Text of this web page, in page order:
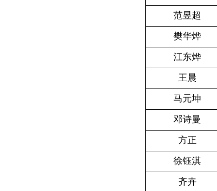
范昱超
樊华烨
江东烨
王晨
马元坤
邓诗曼
方正
徐钰淇
齐卉